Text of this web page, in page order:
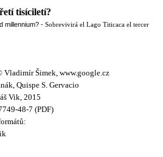
tisíciletí?
millennium? - Sobrevivirá el Lago Titicaca el tercer
Šimek, www.google.cz
Quispe S. Gervacio
Vik, 2015
48-7 (PDF)